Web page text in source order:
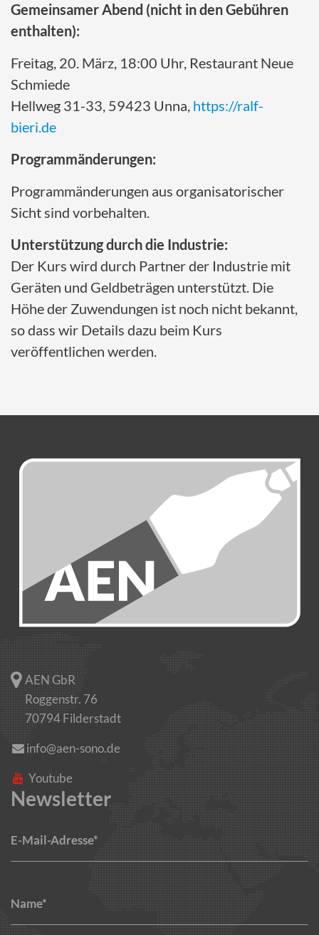
Gemeinsamer Abend (nicht in den Gebühren
enthalten):
Freitag, 20. März, 18:00 Uhr, Restaurant Neue
Schmiede
Hellweg 31-33, 59423 Unna, https://ralf-
bieri.de
Programmänderungen:
Programmänderungen aus organisatorischer
Sicht sind vorbehalten.
Unterstützung durch die Industrie:
Der Kurs wird durch Partner der Industrie mit
Geräten und Geldbeträgen unterstützt. Die
Höhe der Zuwendungen ist noch nicht bekannt,
so dass wir Details dazu beim Kurs
veröffentlichen werden.
AEN GbR
Roggenstr. 76
70794 Filderstadt
info@aen-sono.de
Youtube
Newsletter
E-Mail-Adresse*
Name*